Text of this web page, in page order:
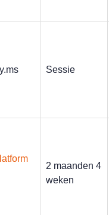
Sessie
2 maanden 4
weken